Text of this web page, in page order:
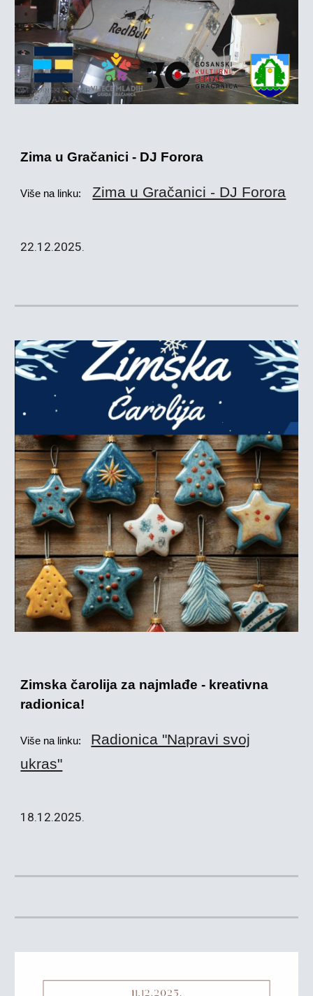
Zima u Gračanici - DJ Forora
Više na linku: Zima u Gračanici - DJ Forora
22.12.2025.
Zimska čarolija za najmlađe - kreativna
radionica!
Više na linku:
Radionica "Napravi svoj
ukras"
18.12.2025.